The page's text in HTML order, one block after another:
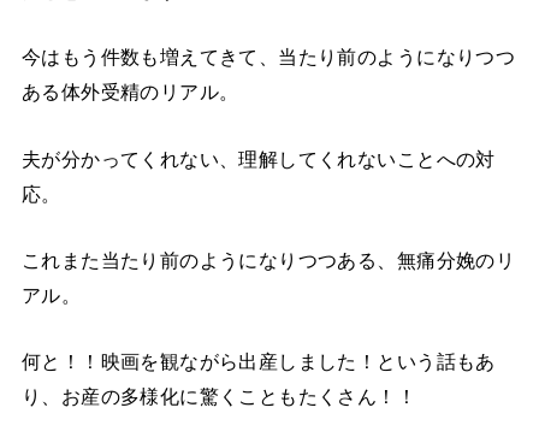
今はもう件数も増えてきて、当たり前のようになりつつ
ある体外受精のリアル。
夫が分かってくれない、理解してくれないことへの対
応。
これまた当たり前のようになりつつある、無痛分娩のリ
アル。
何と！！映画を観ながら出産しました！という話もあ
り、お産の多様化に驚くこともたくさん！！